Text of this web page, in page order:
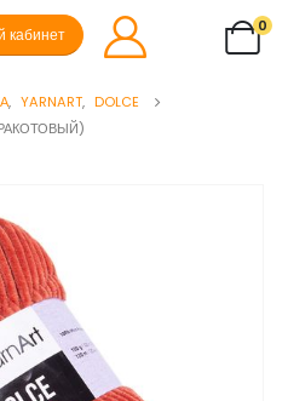
кабинет
0
, YARNART, DOLCE